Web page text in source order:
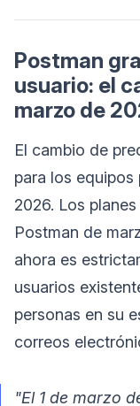
Postman
usuario: el
marzo de
El cambio de
para los
2026. Los
Postman de
ahora es
usuarios
personas en su
correos
"El 1 de marzo